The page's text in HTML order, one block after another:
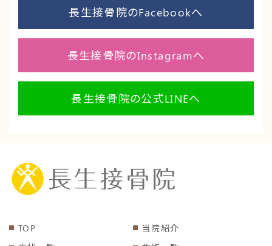
長生接骨院のFacebookへ
長生接骨院のInstagramへ
長生接骨院の公式LINEへ
TOP
当院紹介